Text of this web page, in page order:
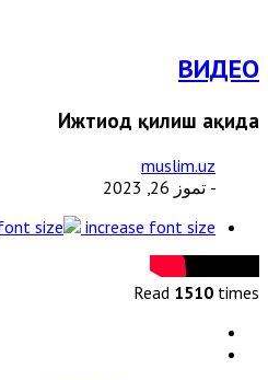
ВИДЕО
Ижтиҳод қилиш ҳақида
muslim.uz
- تموز 26, 2023
increase font size
Read 1510 times